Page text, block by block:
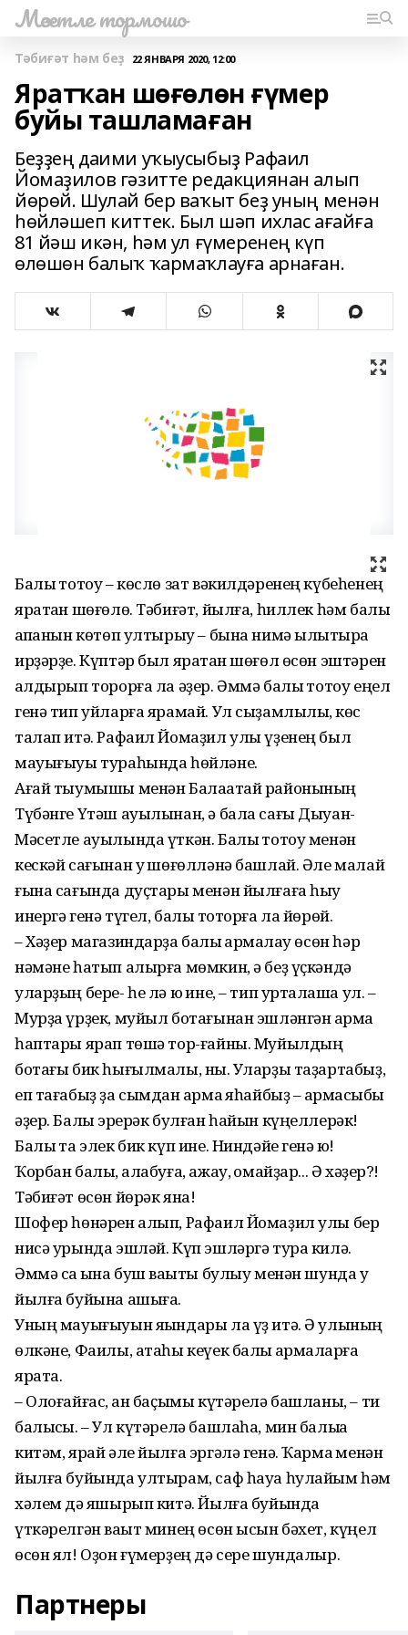
Мәсетле тормошо
Тәбиғәт һәм беҙ 22 ЯНВАРЯ 2020, 12:00
Яратҡан шөғөлөн ғүмер
буйы ташламаған
Беҙҙең даими уҡыусыбыҙ Рафаил
Йомаҙилов гәзитте редакциянан алып
йөрөй. Шулай бер ваҡыт беҙ уның менән
һөйләшеп киттек. Был шәп ихлас ағайға
81 йәш икән, һәм ул ғүмеренең күп
өлөшөн балыҡ ҡармаҡлауға арнаған.
Балыҡ тотоу – көслө зат вәкилдәренең күбеһенең
яратҡан шөғөлө. Тәбиғәт, йылға, һиллек һәм балыҡ
ҡапҡанын көтөп ултырыу – бына нимә ылыҡтыра
ирҙәрҙе. Күптәр был яратҡан шөғөл өсөн эштәрен
ҡалдырып торорға ла әҙер. Әммә балыҡ тотоу еңел
генә тип уйларға ярамай. Ул сыҙамлылыҡ, көс
талап итә. Рафаил Йомаҙил улы үҙенең был
мауығыуы тураһында һөйләне.
Ағай тыумышы менән Балаҡатай районының
Түбәнге Үтәш ауылынан, ә бала сағы Дыуан-
Мәсетле ауылында үткән. Балыҡ тотоу менән
кескәй сағынан уҡ шөғөлләнә башлай. Әле малай
ғына сағында дуҫтары менән йылғаға һыу
инергә генә түгел, балыҡ тоторға ла йөрөй.
– Хәҙер магазиндарҙа балыҡ ҡармаҡлау өсөн һәр
нәмәне һатып алырға мөмкин, ә беҙ үҫкәндә
уларҙың бере- һе лә юҡ ине, – тип уртаҡлаша ул. –
Мурҙа үрҙек, муйыл ботағынан эшләнгән ҡармаҡ
һаптары ярап төшә тор-ғайны. Муйылдың
ботағы бик һығылмалы, ныҡ. Уларҙы таҙартабыҙ,
еп тағабыҙ ҙа сымдан ҡармаҡ яһайбыҙ – ҡармаҡсыбыҡ
әҙер. Балыҡ эрерәк булған һайын күңеллерәк!
Балыҡ та элек бик күп ине. Ниндәйе генә юҡ!
Ҡорбан балыҡ, алабуға, ажау, ҡомайҙар... Ә хәҙер?!
Тәбиғәт өсөн йөрәк яна!
Шофер һөнәрен алып, Рафаил Йомаҙил улы бер
нисә урында эшләй. Күп эшләргә тура килә.
Әммә саҡ ҡына буш ваҡыты булыу менән шунда уҡ
йылға буйына ашыға.
Уның мауығыуын яҡындары ла үҙ итә. Ә улының
өлкәне, Фаилы, атаһы кеүек балыҡ ҡармаҡларға
ярата.
– Олоғайғас, ҡан баҫымы күтәрелә башланы, – ти
балыҡсы. – Ул күтәрелә башлаһа, мин балыҡҡа
китәм, ярай әле йылға эргәлә генә. Ҡармаҡ менән
йылға буйында ултырам, саф һауа һулайым һәм
хәлем дә яҡшырып китә. Йылға буйында
үткәрелгән ваҡыт минең өсөн ысын бәхет, күңел
өсөн ял! Оҙон ғүмерҙең дә сере шундалыр.
Партнеры